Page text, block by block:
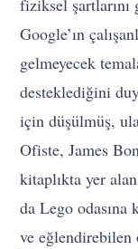
fiziksel
Google’ın
gelmeyecek
desteklediğini
için düşülmüş,
Ofiste, James
kitaplıkta yer
da Lego odasına
ve eğlendirebilen